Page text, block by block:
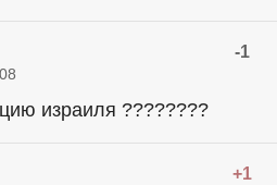
-1
израиля ????????
+1